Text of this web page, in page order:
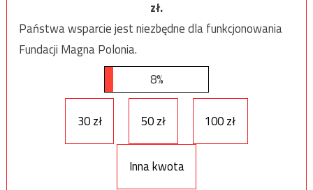
zł.
Państwa wsparcie jest niezbędne dla funkcjonowania
Fundacji Magna Polonia.
8%
30 zł 50 zł 100 zł
Inna kwota